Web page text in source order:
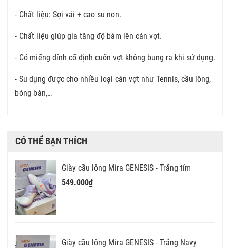
- Chất liệu: Sợi vải + cao su non.
- Chất liệu giúp gia tăng độ bám lên cán vợt.
- Có miếng dính cố định cuốn vợt không bung ra khi sử dụng.
- Su dụng được cho nhiều loại cán vợt như Tennis, cầu lông,
bóng bàn,…
CÓ THỂ BẠN THÍCH
Giày cầu lông Mira GENESIS - Trắng tím
549.000₫
Giày cầu lông Mira GENESIS - Trắng Navy